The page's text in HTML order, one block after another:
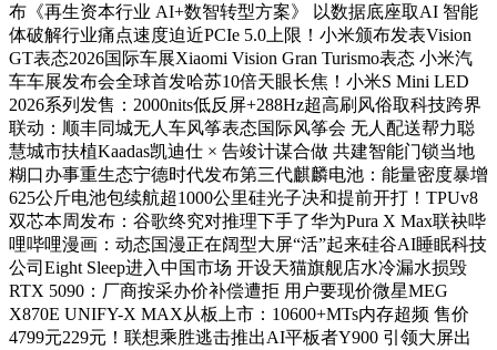
布《再生资本行业 AI+数智转型方案》 以数据底座取AI 智能
体破解行业痛点速度迫近PCIe 5.0上限！小米颁布发表Vision
GT表态2026国际车展Xiaomi Vision Gran Turismo表态 小米汽
车车展发布会全球首发哈苏10倍天眼长焦！小米S Mini LED
2026系列发售：2000nits低反屏+288Hz超高刷风俗取科技跨界
联动：顺丰同城无人车风筝表态国际风筝会 无人配送帮力聪
慧城市扶植Kaadas凯迪仕 × 告竣计谋合做 共建智能门锁当地
糊口办事重生态宁德时代发布第三代麒麟电池：能量密度暴增
625公斤电池包续航超1000公里硅光子决和提前开打！TPUv8
双芯本周发布：谷歌终究对推理下手了华为Pura X Max联袂哔
哩哔哩漫画：动态国漫正在阔型大屏“活”起来硅谷AI睡眠科技
公司Eight Sleep进入中国市场 开设天猫旗舰店水冷漏水损毁
RTX 5090：厂商按采办价补偿遭拒 用户要现价微星MEG
X870E UNIFY-X MAX从板上市：10600+MTs内存超频 售价
4799元229元！联想乘胜逃击推出AI平板者Y900 引领大屏出